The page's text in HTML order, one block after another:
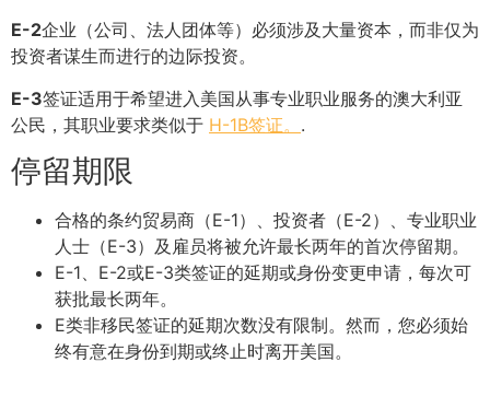
E-2企业（公司、法人团体等）必须涉及大量资本，而非仅为
投资者谋生而进行的边际投资。
E-3签证适用于希望进入美国从事专业职业服务的澳大利亚
公民，其职业要求类似于 H-1B签证。 .
停留期限
合格的条约贸易商（E-1）、投资者（E-2）、专业职业
人士（E-3）及雇员将被允许最长两年的首次停留期。
E-1、E-2或E-3类签证的延期或身份变更申请，每次可
获批最长两年。
E类非移民签证的延期次数没有限制。然而，您必须始
终有意在身份到期或终止时离开美国。